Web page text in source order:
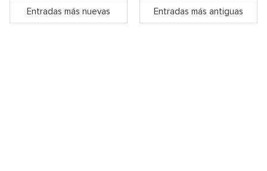
Entradas más nuevas Entradas más antiguas